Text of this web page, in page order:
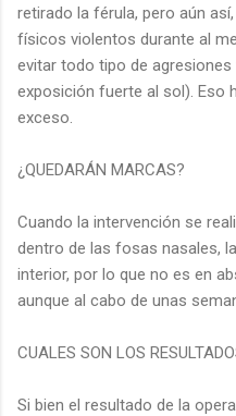
retirado la férula, pero aún
físicos violentos durante al
evitar todo tipo de
exposición fuerte al sol). Eso
exceso.
¿QUEDARÁN MARCAS?
Cuando la intervención se
dentro de las fosas nasales,
interior, por lo que no es en
aunque al cabo de unas
CUALES SON LOS
Si bien el resultado de la